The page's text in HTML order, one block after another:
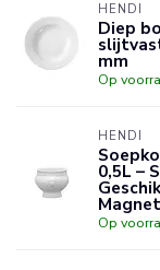
HENDI
Diep
mm
Op
HENDI
0,5L –
Op